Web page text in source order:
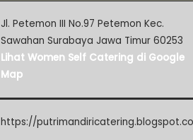
Jl. Petemon III No.97 Petemon Kec.
Sawahan Surabaya Jawa Timur 60253
Lihat Women Self Catering di Google
Map
https://